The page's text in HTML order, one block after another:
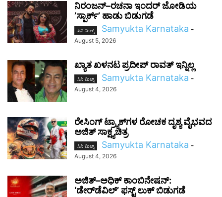
ನಿರಂಜನ್–ರಚನಾ ಇಂದರ್ ಜೋಡಿಯ
ʼಸ್ಪಾರ್ಕ್’ ಹಾಡು ಬಿಡುಗಡೆ
ಸಿನಿ ಮಿಲ್ಸ್ Samyukta Karnataka -
August 5, 2026
ಖ್ಯಾತ ಖಳನಟ ಪ್ರದೀಪ್ ರಾವತ್ ಇನ್ನಿಲ್ಲ
ಸಿನಿ ಮಿಲ್ಸ್ Samyukta Karnataka -
August 4, 2026
ರೇಸಿಂಗ್ ಟ್ರ್ಯಾಕ್‌ಗಳ ರೋಚಕ ದೃಶ್ಯ ವೈಭವದ
ಅಜಿತ್ ಸಾಕ್ಷ್ಯಚಿತ್ರ
ಸಿನಿ ಮಿಲ್ಸ್ Samyukta Karnataka -
August 4, 2026
ಅಜಿತ್–ಅಧಿಕ್ ಕಾಂಬಿನೇಷನ್:
‘ಡೇರ್‌ಡೆವಿಲ್’ ಫಸ್ಟ್ ಲುಕ್ ಬಿಡುಗಡೆ